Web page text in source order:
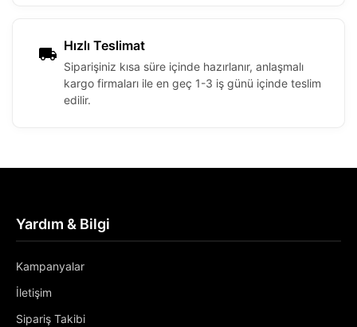
Hızlı Teslimat
Siparişiniz kısa süre içinde hazırlanır, anlaşmalı
kargo firmaları ile en geç 1-3 iş günü içinde teslim
edilir.
Yardım & Bilgi
Kampanyalar
İletişim
Sipariş Takibi